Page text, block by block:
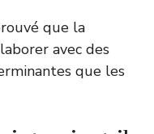
que la
avec des
que les